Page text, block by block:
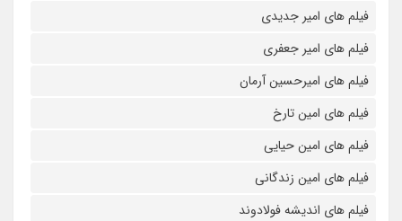
فیلم های امیر جدیدی
فیلم های امیر جعفری
فیلم های امیرحسین آرمان
فیلم های امین تارخ
فیلم های امین حیایی
فیلم های امین زندگانی
فیلم های اندیشه فولادوند